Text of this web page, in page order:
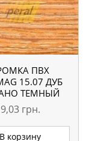
ПВХ
15.07 ДУБ
ТЕМНЫЙ
22×0,6 ММ
9,03 грн.
В корзину